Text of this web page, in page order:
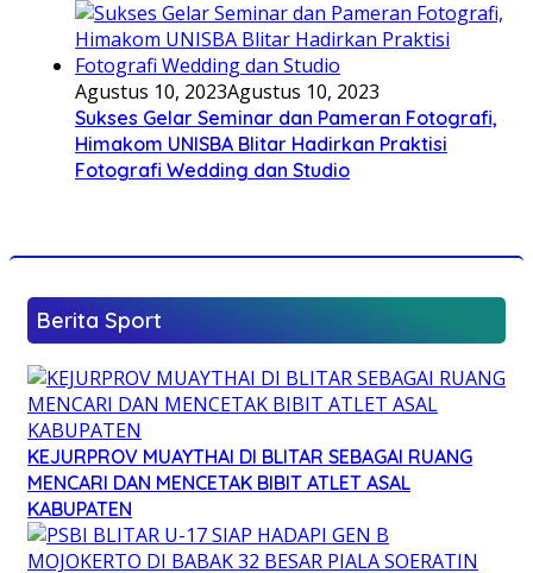
Agustus 10, 2023Agustus 10, 2023
Sukses Gelar Seminar dan Pameran Fotografi,
Himakom UNISBA Blitar Hadirkan Praktisi
Fotografi Wedding dan Studio
Berita Sport
KEJURPROV MUAYTHAI DI BLITAR SEBAGAI RUANG
MENCARI DAN MENCETAK BIBIT ATLET ASAL
KABUPATEN